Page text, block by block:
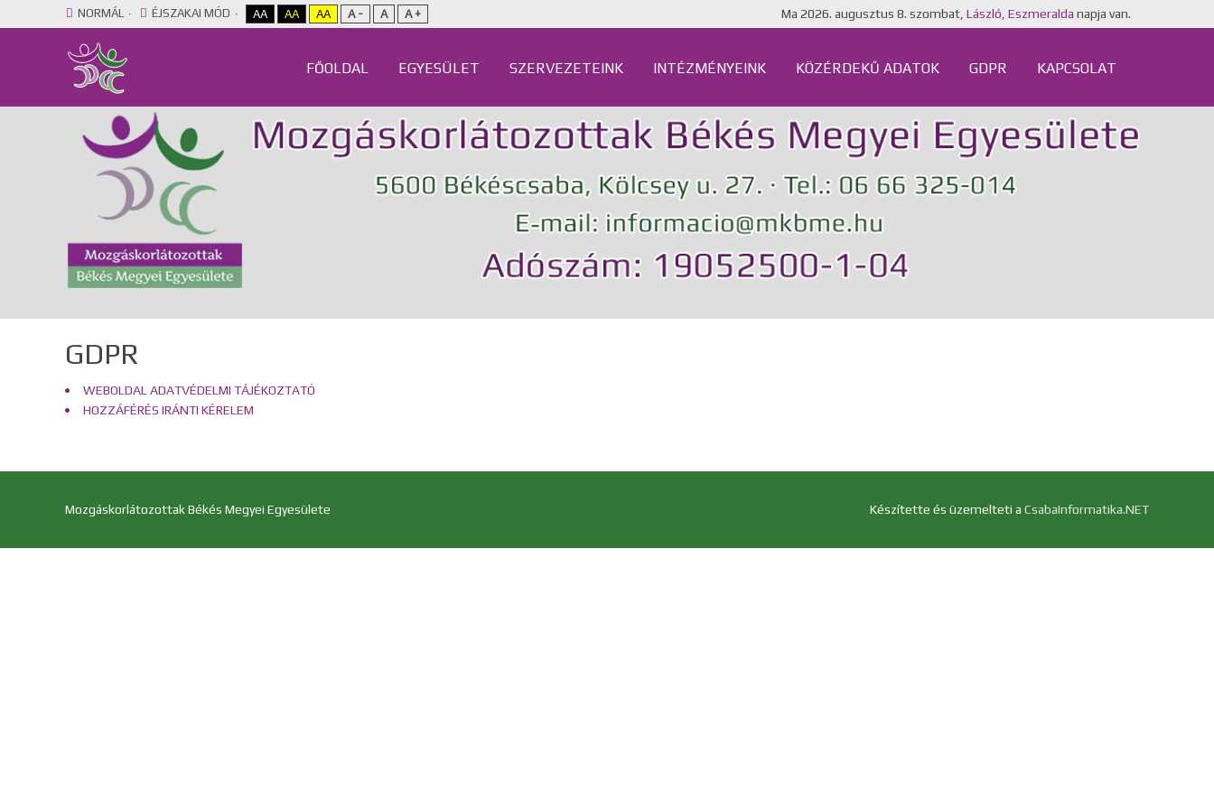
NORMÁL ÉJSZAKAI MÓD AA AA AA A - A A + Ma 2026. augusztus 8. szombat, László, Eszmeralda napja van.
FŐOLDAL EGYESÜLET SZERVEZETEINK INTÉZMÉNYEINK KÖZÉRDEKŰ ADATOK GDPR KAPCSOLAT
GDPR
WEBOLDAL ADATVÉDELMI TÁJÉKOZTATÓ
HOZZÁFÉRÉS IRÁNTI KÉRELEM
Mozgáskorlátozottak Békés Megyei Egyesülete Készítette és üzemelteti a CsabaInformatika.NET